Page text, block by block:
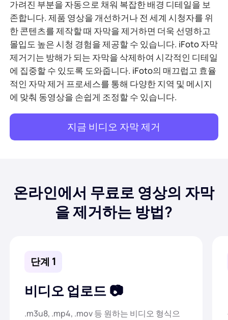
가려진 부분을 자동으로 채워 복잡한 배경 디테일을 보
존합니다. 제품 영상을 개선하거나 전 세계 시청자를 위
한 콘텐츠를 제작할 때 자막을 제거하면 더욱 선명하고
몰입도 높은 시청 경험을 제공할 수 있습니다. iFoto 자막
제거기는 방해가 되는 자막을 삭제하여 시각적인 디테일
에 집중할 수 있도록 도와줍니다. iFoto의 매끄럽고 효율
적인 자막 제거 프로세스를 통해 다양한 지역 및 메시지
에 맞춰 동영상을 손쉽게 조정할 수 있습니다.
지금 비디오 자막 제거
온라인에서 무료로 영상의 자막
을 제거하는 방법?
단계 1
비디오 업로드
.m3u8, .mp4, .mov 등 원하는 비디오 형식으